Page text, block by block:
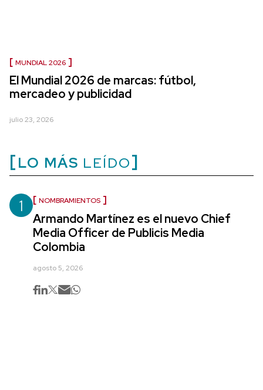
MUNDIAL 2026
El Mundial 2026 de marcas: fútbol,
mercadeo y publicidad
julio 23, 2026
LO MÁS LEÍDO
1 NOMBRAMIENTOS
Armando Martínez es el nuevo Chief
Media Officer de Publicis Media
Colombia
agosto 5, 2026